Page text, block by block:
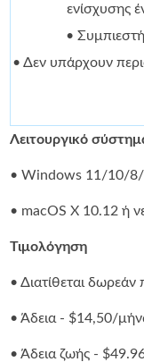
ενίσχυσης
•
• Δεν υπάρχουν
Λειτουργικό
• Windows 11/10/
• macOS X 10.12 ή
Τιμολόγηση
• Διατίθεται
• Άδεια - $14,50/
• Άδεια ζωής -